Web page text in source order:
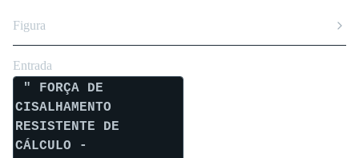
Figura
Entrada